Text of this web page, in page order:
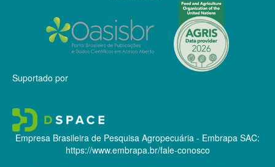
Suportado por
Empresa Brasileira de Pesquisa Agropecuária - Embrapa SAC:
https://www.embrapa.br/fale-conosco